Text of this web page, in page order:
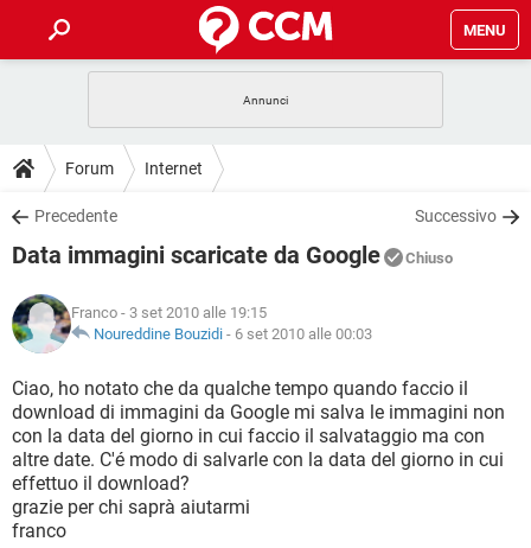
MENU
INTRATTENIMENTO
iOS
INSTAGRAM WHATSAPP
TIKTOK
HARDWARE
GUIDE
COVID-19
INSTAGRAM
TIKTOK
HARDWARE
DOWNLOAD
COVID-19 GAMING
INTRATTENIMENTO
iOS WINDOWS 10
INSTAGRAM
TIKTOK FACEBOOK
HARDWARE
COVID-19
INTRATTENIMENTO
iOS WINDOWS 10
INSTAGRAM WHATSAPP
TIKTOK
HARDWARE
GLOSSARIO
COVID-19
INTRATTENIMENTO ANDROID
iOS WINDOWS 10
INSTAGRAM
TIKTOK
Forum Internet
Precedente Successivo
Data immagini scaricate da Google Chiuso
Franco - 3 set 2010 alle 19:15
Noureddine Bouzidi - 6 set 2010 alle 00:03
Ciao, ho notato che da qualche tempo quando faccio il
download di immagini da Google mi salva le immagini non
con la data del giorno in cui faccio il salvataggio ma con
altre date. C'é modo di salvarle con la data del giorno in cui
effettuo il download?
grazie per chi saprà aiutarmi
franco